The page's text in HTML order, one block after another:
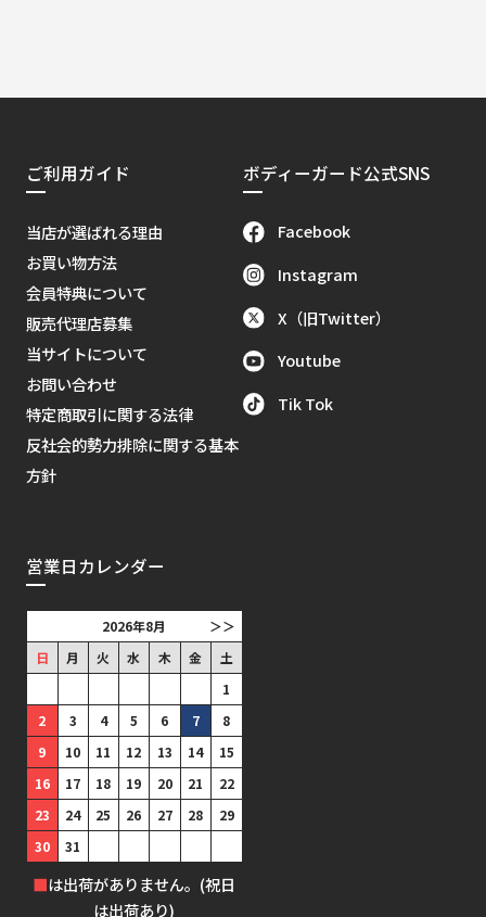
ご利用ガイド
当店が選ばれる理由
お買い物方法
会員特典について
販売代理店募集
当サイトについて
お問い合わせ
特定商取引に関する法律
反社会的勢力排除に関する基本
方針
ボディーガード公式SNS
Facebook
Instagram
X（旧Twitter）
Youtube
Tik Tok
営業日カレンダー
＞＞
2026年8月
日
月 火 水 木 金
土
1
2
3 4 5 6 7
8
9
10 11 12 13 14
15
16
17 18 19 20 21
22
23
24 25 26 27 28
29
30
31
■は出荷がありません。(祝日
は出荷あり)